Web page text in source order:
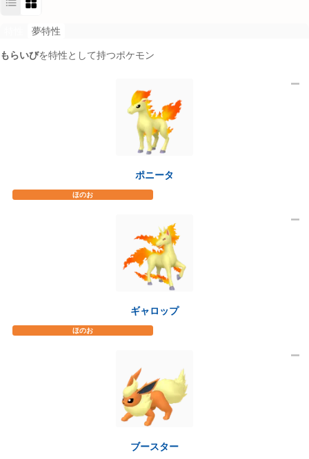
夢特性
もらいびを特性として持つポケモン
ポニータ
ほのお
ギャロップ
ほのお
ブースター